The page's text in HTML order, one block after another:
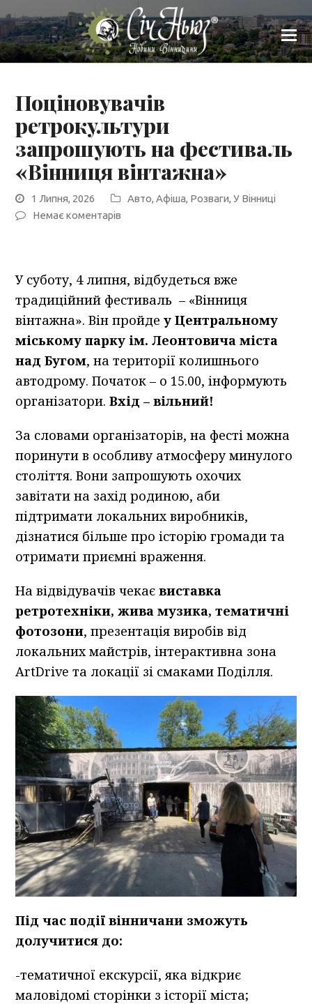
Поціновувачів
ретрокультури
запрошують на фестиваль
«Вінниця вінтажна»
1 Липня, 2026 Авто,Афіша, Розваги,У Вінниці
Немає коментарів
У суботу, 4 липня, відбудеться вже
традиційний фестиваль – «Вінниця
вінтажна». Він пройде у Центральному
міському парку ім. Леонтовича міста
над Бугом, на території колишнього
автодрому. Початок – о 15.00, інформують
організатори.Вхід – вільний!
За словами організаторів, на фесті можна
поринути в особливу атмосферу минулого
століття. Вони запрошують охочих
завітати на захід родиною, аби
підтримати локальних виробників,
дізнатися більше про історію громади та
отримати приємні враження.
На відвідувачів чекаєвиставка
ретротехніки, жива музика, тематичні
фотозони, презентація виробів від
локальних майстрів, інтерактивна зона
ArtDrive та локації зі смаками Поділля.
Під час події вінничани зможуть
долучитися до:
-тематичної екскурсії, яка відкриє
маловідомі сторінки з історії міста;